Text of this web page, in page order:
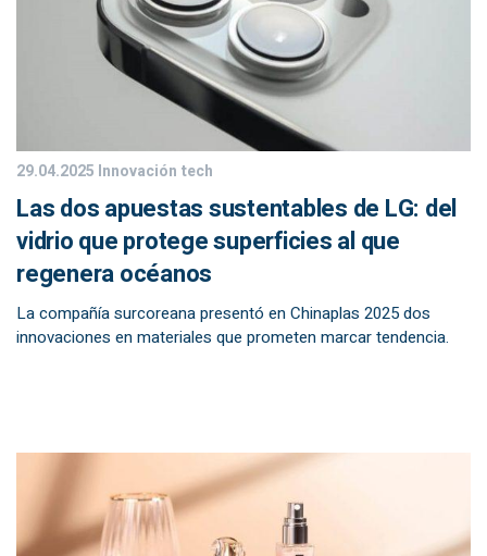
29.04.2025 Innovación tech
Las dos apuestas sustentables de LG: del
vidrio que protege superficies al que
regenera océanos
La compañía surcoreana presentó en Chinaplas 2025 dos
innovaciones en materiales que prometen marcar tendencia.